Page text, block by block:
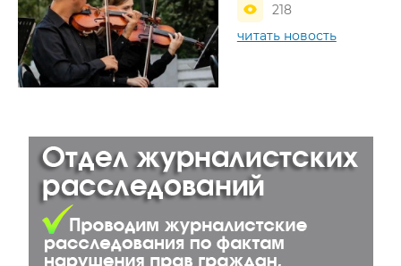
218
читать новость